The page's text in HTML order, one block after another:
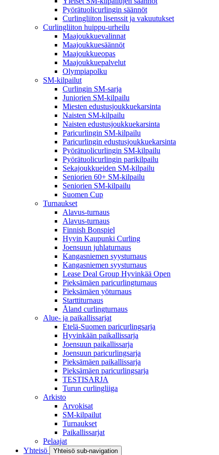
Pyörätuolicurlingin säännöt
Curlingliiton lisenssit ja vakuutukset
Curlingliiton huippu-urheilu
Maajoukkuevalinnat
Maajoukkuesäännöt
Maajoukkueopas
Maajoukkuepalvelut
Olympiapolku
SM-kilpailut
Curlingin SM-sarja
Juniorien SM-kilpailu
Miesten edustusjoukkuekarsinta
Naisten SM-kilpailu
Naisten edustusjoukkuekarsinta
Paricurlingin SM-kilpailu
Paricurlingin edustusjoukkuekarsinta
Pyörätuolicurlingin SM-kilpailu
Pyörätuolicurlingin parikilpailu
Sekajoukkueiden SM-kilpailu
Seniorien 60+ SM-kilpailu
Seniorien SM-kilpailu
Suomen Cup
Turnaukset
Alavus-turnaus
Alavus-turnaus
Finnish Bonspiel
Hyvin Kaupunki Curling
Joensuun juhlaturnaus
Kangasniemen syysturnaus
Kangasniemen syysturnaus
Lease Deal Group Hyvinkää Open
Pieksämäen paricurlingturnaus
Pieksämäen yöturnaus
Starttiturnaus
Åland curlingturnaus
Alue- ja paikallissarjat
Etelä-Suomen paricurlingsarja
Hyvinkään paikallissarja
Joensuun paikallissarja
Joensuun paricurlingsarja
Pieksämäen paikallissarja
Pieksämäen paricurlingsarja
TESTISARJA
Turun curlingliiga
Arkisto
Arvokisat
SM-kilpailut
Turnaukset
Paikallissarjat
Pelaajat
Yhteisö
Yhteisö sub-navigation